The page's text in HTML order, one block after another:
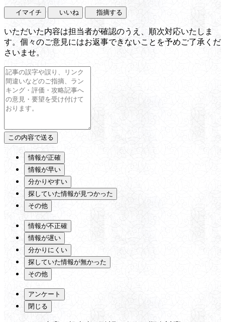
イマイチ いいね 指摘する
いただいた内容は担当者が確認のうえ、順次対応いたしま
す。個々のご意見にはお返事できないことを予めご了承くだ
さいませ。
情報が正確
情報が早い
分かりやすい
探していた情報が見つかった
その他
情報が不正確
情報が遅い
分かりにくい
探していた情報が無かった
その他
アンケート
閉じる